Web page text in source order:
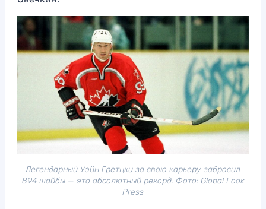
Легендарный Уэйн Гретцки за свою карьеру забросил
894 шайбы — это абсолютный рекорд. Фото: Global Look
Press